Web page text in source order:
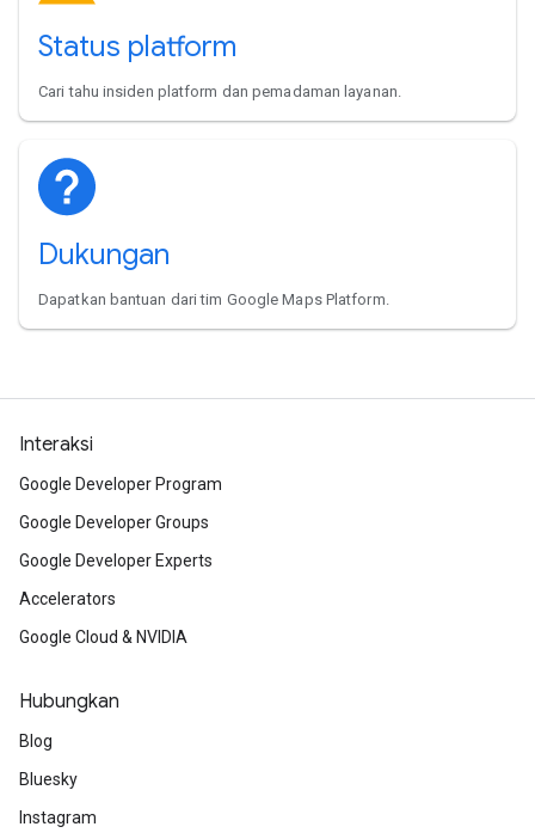
Status platform
Cari tahu insiden platform dan pemadaman layanan.
Dukungan
Dapatkan bantuan dari tim Google Maps Platform.
Interaksi
Google Developer Program
Google Developer Groups
Google Developer Experts
Accelerators
Google Cloud & NVIDIA
Hubungkan
Blog
Bluesky
Instagram